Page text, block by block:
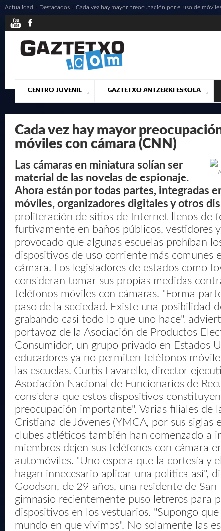
CENTRO JUVENIL
¿QUIENES SOMOS? ACTUALIDAD CONTACTO
GAZTETXO ANTZERKI ESKOLA
PRESENTACIÓN MUSICALES
Actualidad Destacados Cada vez hay mayor preocupación por el uso de
Cada vez hay mayor
móviles con cámara (CNN)
Las cámaras en miniatura solían ser
material de las novelas de espionaje.
Ahora están por todas partes, integradas
móviles, organizadores digitales y otros
proliferación de sitios de Internet llenos de
furtivamente en baños públicos, vestidores
provocado que algunas escuelas prohíban
dispositivos de uso corriente más comunes
cámara. Los legisladores de estados como
consideran tomar sus propias medidas
teléfonos móviles con cámaras. "Forma
paso de la sociedad. Existe una posibilidad
grabando casi todo lo que uno hace",
portavoz de la Asociación de Productos
Consumidor, un grupo privado en Estados
educadores ya no permiten teléfonos
las escuelas. Curtis Lavarello, director
Asociación Nacional de Funcionarios de
considera que estos dispositivos
preocupación importante". Varias filiales de
Cristiana de Jóvenes (YMCA, por sus siglas
clubes atléticos también han comenzado a
miembros dejen sus teléfonos con cámara
automóviles. "Uno espera que la cortesía y
hagan innecesario aplicar una política así",
Goodson, de 29 años, una residente de San
gimnasio recientemente puso letreros para
dispositivos en los vestuarios. "Supongo
mundo en que vivimos". No solamente las